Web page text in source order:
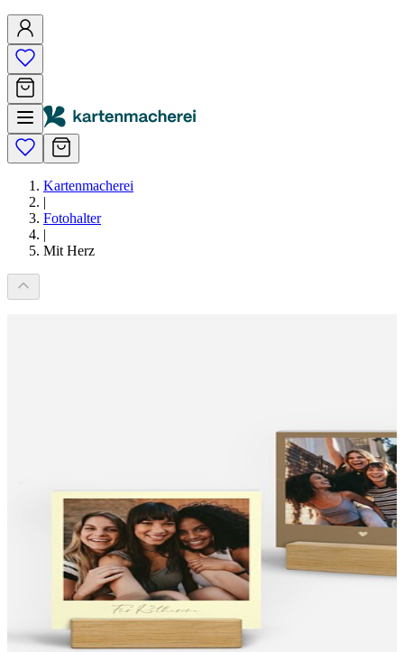
Kartenmacherei
|
Fotohalter
|
Mit Herz